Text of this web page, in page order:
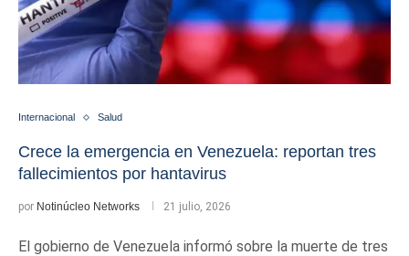
Internacional Salud
Crece la emergencia en Venezuela: reportan tres
fallecimientos por hantavirus
por Notinúcleo Networks 21 julio, 2026
El gobierno de Venezuela informó sobre la muerte de tres